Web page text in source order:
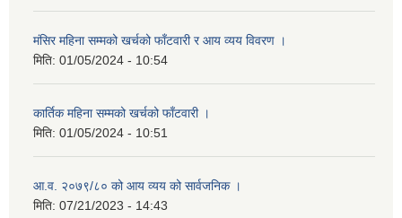
मंसिर महिना सम्मको खर्चको फाँटवारी र आय व्यय विवरण ।
मिति: 01/05/2024 - 10:54
कार्तिक महिना सम्मको खर्चको फाँटवारी ।
मिति: 01/05/2024 - 10:51
आ.व. २०७९/८० को आय व्यय को सार्वजनिक ।
मिति: 07/21/2023 - 14:43